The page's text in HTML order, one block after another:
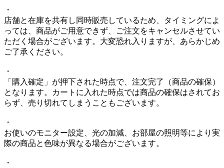
・
店舗と在庫を共有し同時販売しているため、タイミングによ
っては、商品がご用意できず、ご注文をキャンセルさせてい
ただく場合がございます。大変恐れ入りますが、あらかじめ
ご了承ください。
・
「購入確定」が押下された時点で、注文完了（商品の確保）
となります。カートに入れた時点では商品の確保はされてお
らず、売り切れてしまうこともございます。
・
お使いのモニター設定、光の加減、お部屋の照明等により実
際の商品と色味が異なる場合がございます。
・